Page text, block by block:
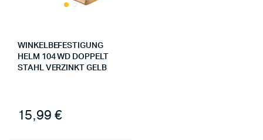
WINKELBEFESTIGUNG
HELM 104 WD DOPPELT
STAHL VERZINKT GELB
15,99 €